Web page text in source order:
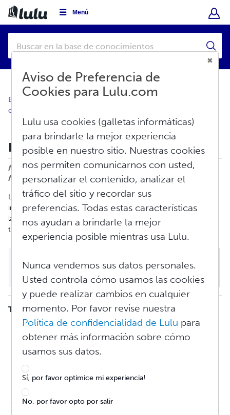
Menú
Base de conocimientos
cuenta
Página de resumen del proyecto
Imprimir
Modificado en: Lun, Jun 15, 2026 a 3:33 P.
M.
La página de resumen del proyectole permite ver toda la
información relativa a su proyecto de un vistazo. Para acceder a
la página de resumen de un proyecto, basta con hacer clic en el
título de la lista de proyectos.
Tabla de contenidos
Detalles del proyecto
Información de copyright
Información promocional
Precios y personas beneficiarias
Distribución y publicación
Retirar este Libro de todos los canales
Restaurar un libro retirado
Aviso de Preferencia de
Cookies para Lulu.com
Lulu usa cookies (galletas informáticas)
para brindarle la mejor experiencia
posible en nuestro sitio. Nuestras cookies
nos permiten comunicarnos con usted,
personalizar el contenido, analizar el
tráfico del sitio y recordar sus
preferencias. Todas estas características
nos ayudan a brindarle la mejor
experiencia posible mientras usa Lulu.
Nunca vendemos sus datos personales.
Usted controla cómo usamos las cookies
y puede realizar cambios en cualquier
momento. Por favor revise nuestra
Política de confidencialidad de Lulu para
obtener más información sobre cómo
usamos sus datos.
Sí, por favor optimice mi experiencia!
No, por favor opto por salir